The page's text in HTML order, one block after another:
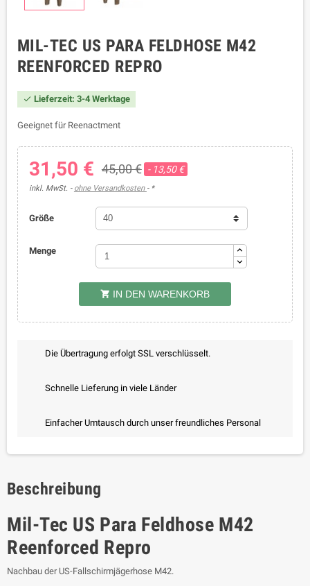
MIL-TEC US PARA FELDHOSE M42
REENFORCED REPRO
 Lieferzeit: 3-4 Werktage
Geeignet für Reenactment
31,50 € 45,00 € - 13,50 €
inkl. MwSt. ohne Versandkosten *
Größe
Menge
 IN DEN WARENKORB
Die Übertragung erfolgt SSL verschlüsselt.
Schnelle Lieferung in viele Länder
Einfacher Umtausch durch unser freundliches Personal
Beschreibung
Mil-Tec US Para Feldhose M42
Reenforced Repro
Nachbau der US-Fallschirmjägerhose M42.